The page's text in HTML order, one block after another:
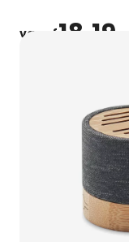
vanaf18,19